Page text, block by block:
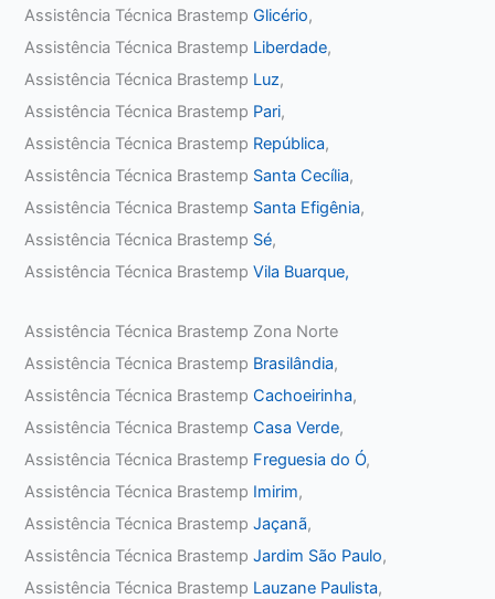
Assistência Técnica BrastempGlicério,
Assistência Técnica Brastemp Liberdade,
Assistência Técnica Brastemp Luz,
Assistência Técnica Brastemp Pari,
Assistência Técnica Brastemp República,
Assistência Técnica Brastemp Santa Cecília,
Assistência Técnica Brastemp Santa Efigênia,
Assistência Técnica Brastemp Sé,
Assistência Técnica BrastempVila Buarque,
Assistência Técnica Brastemp Zona Norte
Assistência Técnica Brastemp Brasilândia,
Assistência Técnica BrastempCachoeirinha,
Assistência Técnica BrastempCasa Verde,
Assistência Técnica Brastemp Freguesia do Ó,
Assistência Técnica Brastemp Imirim,
Assistência Técnica BrastempJaçanã,
Assistência Técnica BrastempJardim São Paulo,
Assistência Técnica Brastemp Lauzane Paulista,